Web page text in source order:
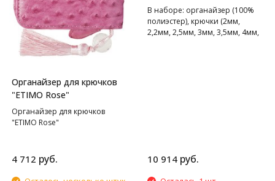
Органайзер для крючков
"ETIMO Rose"
Органайзер для крючков
"ETIMO Rose"
4 712 руб.
В наборе: органайзер (100%
полиэстер), крючки (2мм,
2,2мм, 2,5мм, 3мм, 3,5мм, 4мм,
10 914 руб.